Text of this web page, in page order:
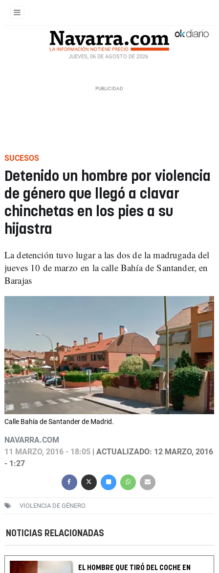
JUEVES, 06 DE AGOSTO DE 2026
SUCESOS
Detenido un hombre por violencia
de género que llegó a clavar
chinchetas en los pies a su
hijastra
La detención tuvo lugar a las dos de la madrugada del
jueves 10 de marzo en la calle Bahía de Santander, en
Barajas
Calle Bahía de Santander de Madrid.
NAVARRA.COM
11 MARZO, 2016 - 18:05 | ACTUALIZADO: 12 MARZO, 2016
- 1:27
VIOLENCIA DE GÉNERO
NOTICIAS RELACIONADAS
EL HOMBRE QUE TIRÓ DEL COCHE EN